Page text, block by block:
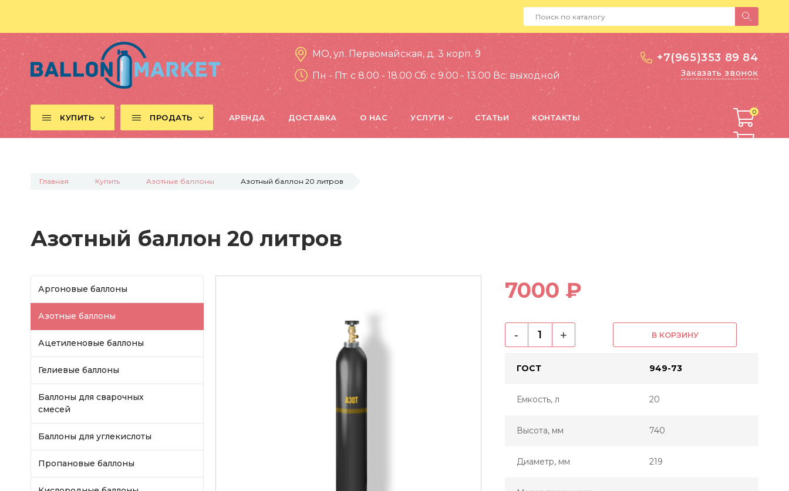
+7(965)353 89 84
Заказать звонок
МО, ул. Первомайская, д. 3 корп. 9
Пн - Пт: c 8.00 - 18.00 Сб: c 9.00 - 13.00 Вс: выходной
КУПИТЬ ПРОДАТЬ АРЕНДА ДОСТАВКА О НАС УСЛУГИ СТАТЬИ КОНТАКТЫ
0
0
Главная Купить Азотные баллоны Азотный баллон 20 литров
Азотный баллон 20 литров
Аргоновые баллоны
Азотные баллоны
Ацетиленовые баллоны
Гелиевые баллоны
Баллоны для сварочных
смесей
Баллоны для углекислоты
Пропановые баллоны
7000 ₽
- + В КОРЗИНУ
ГОСТ 949-73
Емкость, л 20
Высота, мм 740
Диаметр, мм 219